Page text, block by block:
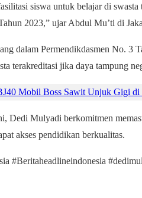
siswa untuk belajar di
2023,” ujar Abdul Mu’ti di
dalam Permendikdasmen No. 3
terakreditasi jika daya tampung
Mobil Boss Sawit Unjuk Gigi di
Dedi Mulyadi berkomitmen
akses pendidikan berkualitas.
#Beritaheadlineindonesia